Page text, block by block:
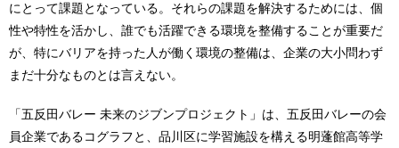
にとって課題となっている。それらの課題を解決するためには、個
性や特性を活かし、誰でも活躍できる環境を整備することが重要だ
が、特にバリアを持った人が働く環境の整備は、企業の大小問わず
まだ十分なものとは言えない。
「五反田バレー 未来のジブンプロジェクト」は、五反田バレーの会
員企業であるコグラフと、品川区に学習施設を構える明蓬館高等学